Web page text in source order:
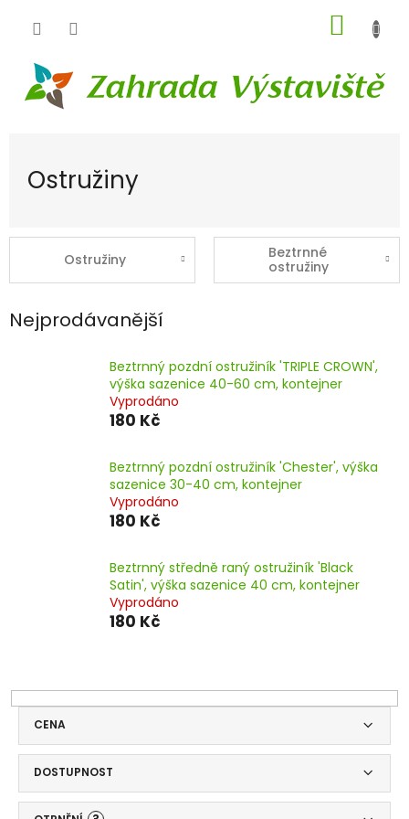
KOŠÍK
Ostružiny
Ostružiny
Beztrnné
ostružiny
Nejprodávanější
Beztrnný pozdní ostružiník 'TRIPLE CROWN',
výška sazenice 40-60 cm, kontejner
Vyprodáno
180 Kč
Beztrnný pozdní ostružiník 'Chester', výška
sazenice 30-40 cm, kontejner
Vyprodáno
180 Kč
Beztrnný středně raný ostružiník 'Black
Satin', výška sazenice 40 cm, kontejner
Vyprodáno
180 Kč
CENA
DOSTUPNOST